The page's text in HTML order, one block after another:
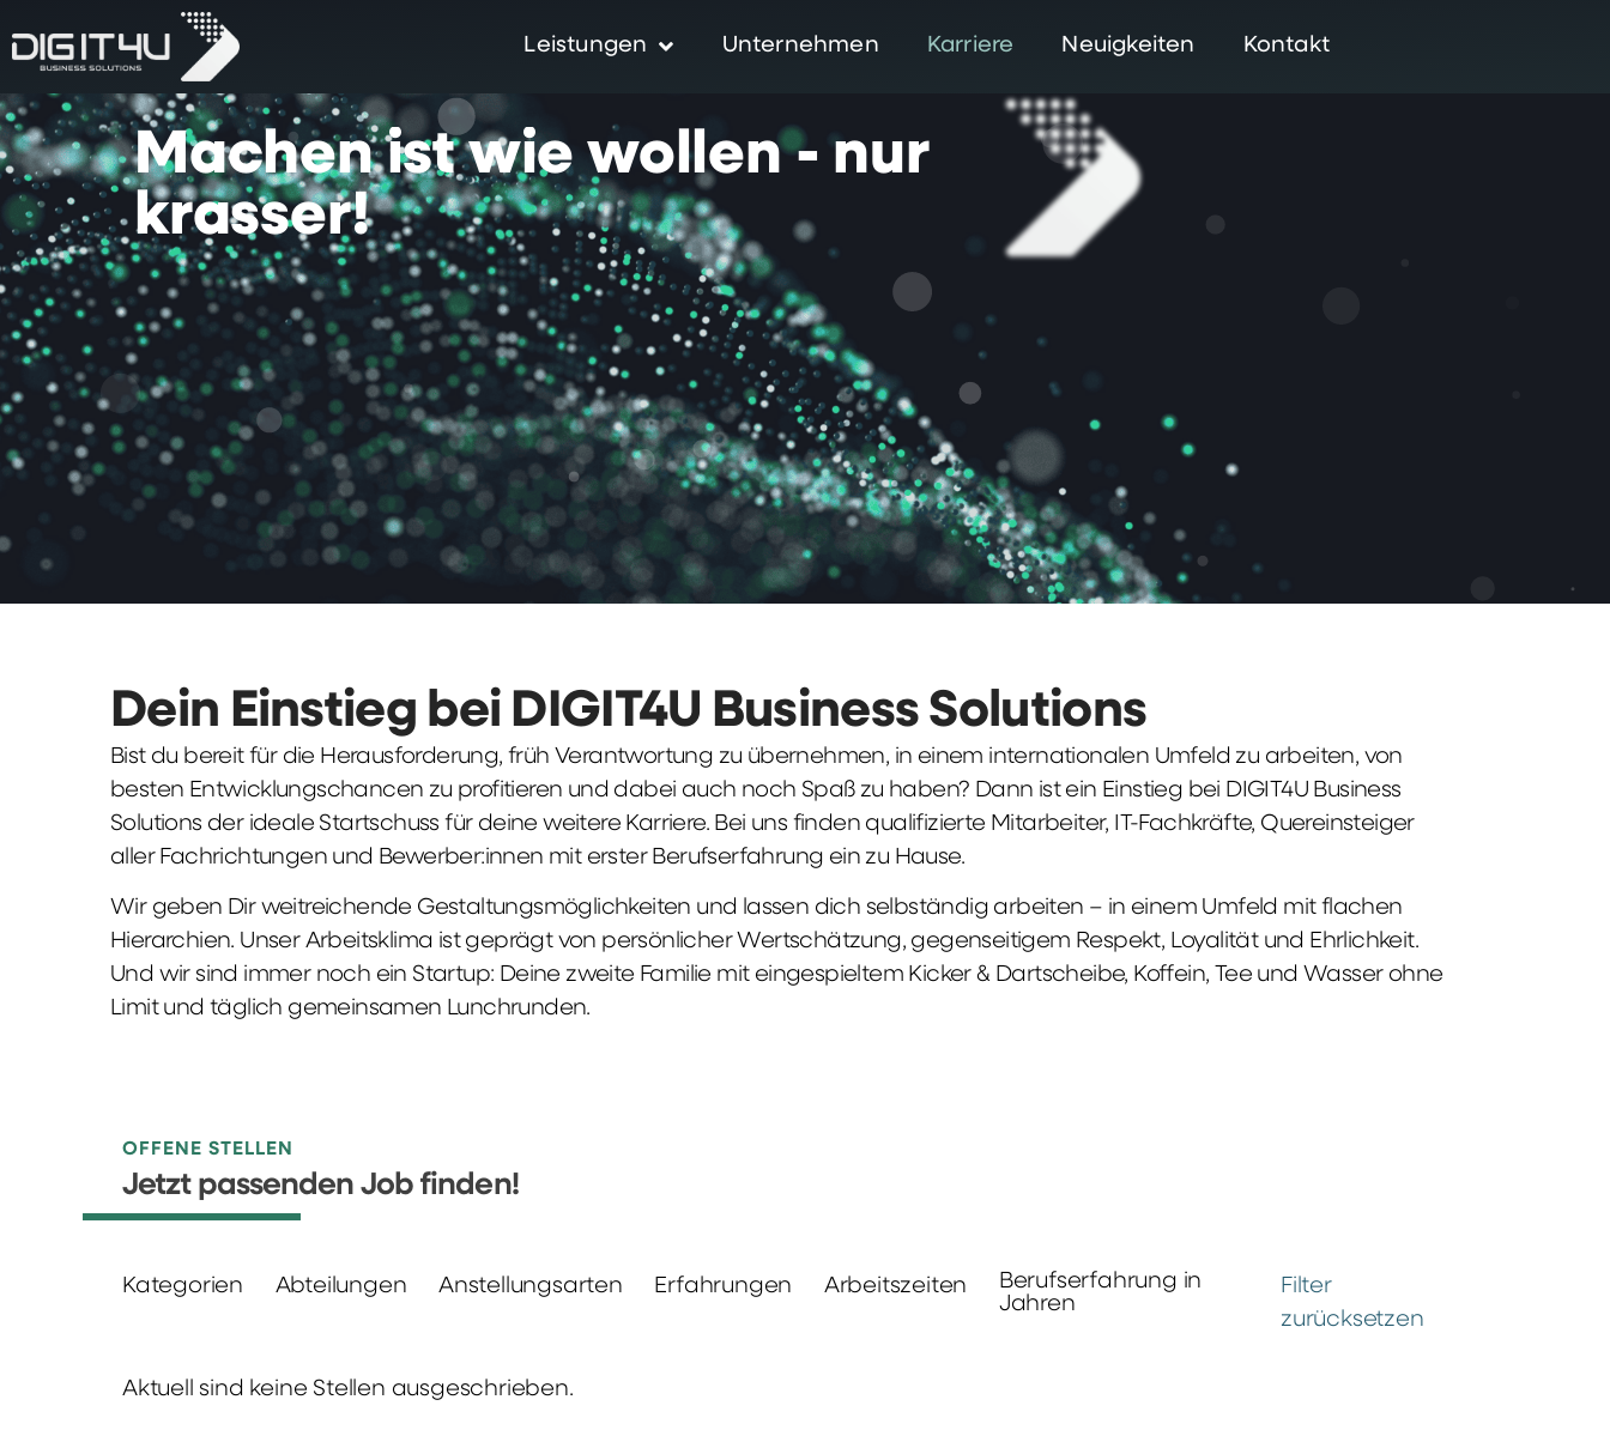
Leistungen Unternehmen Karriere Neuigkeiten Kontakt
Machen ist wie wollen - nur
krasser!
Dein Einstieg bei DIGIT4U Business Solutions
Bist du bereit für die Herausforderung, früh Verantwortung zu übernehmen, in einem internationalen Umfeld zu arbeiten, von
besten Entwicklungschancen zu profitieren und dabei auch noch Spaß zu haben? Dann ist ein Einstieg bei DIGIT4U Business
Solutions der ideale Startschuss für deine weitere Karriere. Bei uns finden qualifizierte Mitarbeiter, IT-Fachkräfte, Quereinsteiger
aller Fachrichtungen und Bewerber:innen mit erster Berufserfahrung ein zu Hause.
Wir geben Dir weitreichende Gestaltungsmöglichkeiten und lassen dich selbständig arbeiten – in einem Umfeld mit flachen
Hierarchien. Unser Arbeitsklima ist geprägt von persönlicher Wertschätzung, gegenseitigem Respekt, Loyalität und Ehrlichkeit.
Und wir sind immer noch ein Startup: Deine zweite Familie mit eingespieltem Kicker & Dartscheibe, Koffein, Tee und Wasser ohne
Limit und täglich gemeinsamen Lunchrunden.
OFFENE STELLEN
Jetzt passenden Job finden!
Kategorien Abteilungen Anstellungsarten Erfahrungen Arbeitszeiten
Berufserfahrung in
Jahren
Filter
zurücksetzen
Aktuell sind keine Stellen ausgeschrieben.